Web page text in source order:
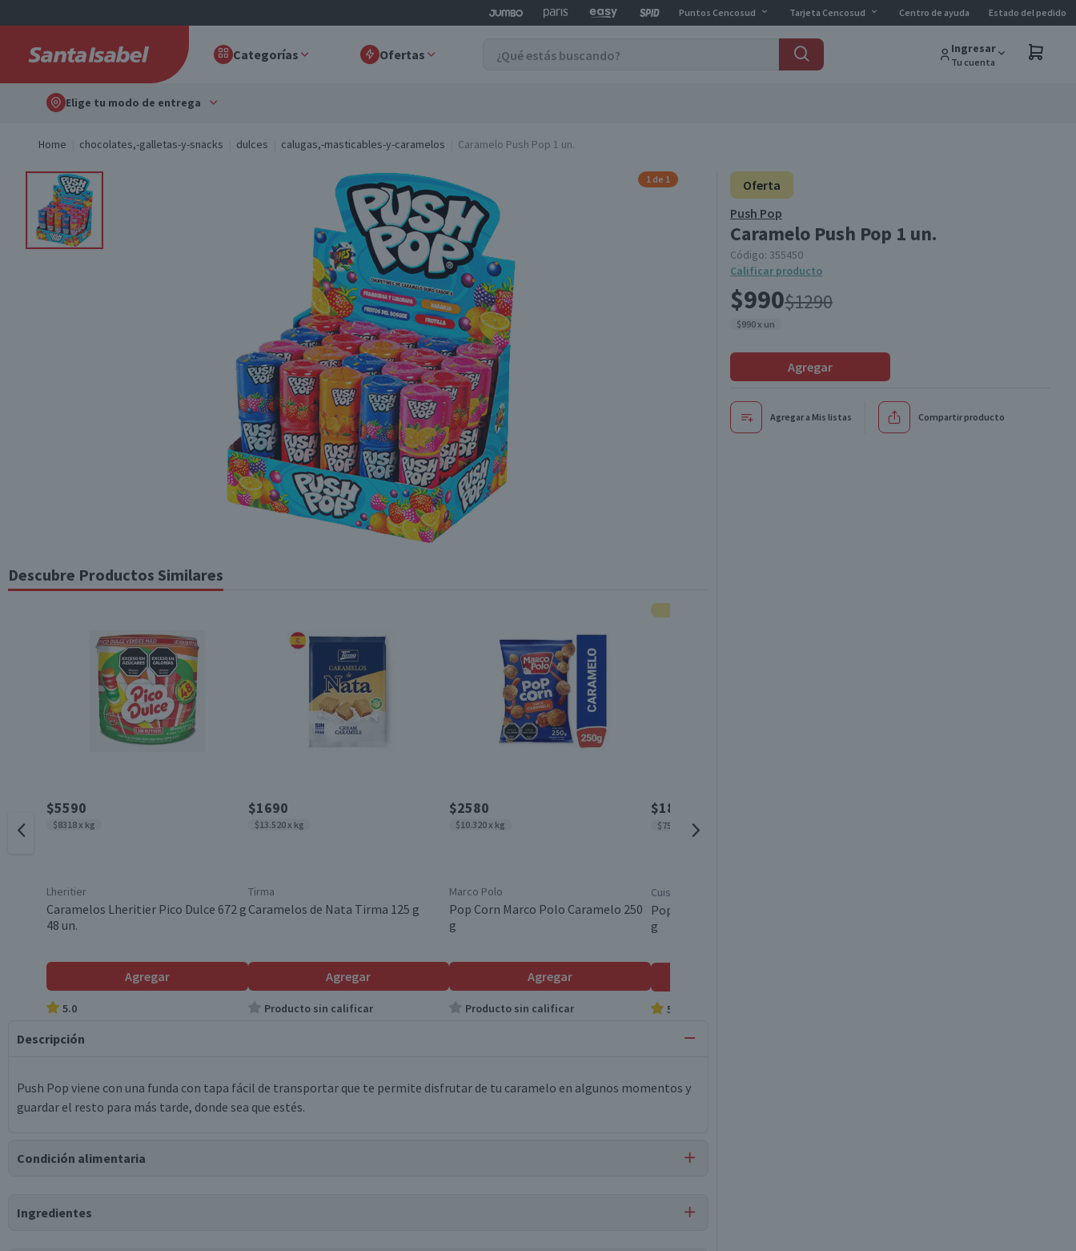
Puntos Cencosud Tarjeta Cencosud Centro de ayuda Estado del pedido
Categorías Ofertas Ingresar
Tu cuenta
Elige tu modo de entrega
Home chocolates,-galletas-y-snacks dulces calugas,-masticables-y-caramelos Caramelo Push Pop 1 un.
Oferta
Push Pop
Caramelo Push Pop 1 un.
Código: 355450
Calificar producto
$990$1290
$990 x un
Agregar
Agregar a Mis listas Compartir producto
1 de 1
Descubre Productos Similares
$5590
$8318 x kg
Lheritier
Caramelos Lheritier Pico Dulce 672 g
48 un.
Agregar
5.0
$1690
$13.520 x kg
Tirma
Caramelos de Nata Tirma 125 g
Agregar
Producto sin calificar
$2580
$10.320 x kg
Marco Polo
Pop Corn Marco Polo Caramelo 250
g
Agregar
Producto sin calificar
$1890
$7560 x kg
Cuisine & Co
Popcorn Cuisine & Co Caramelo 250
g
5.0
Descripción
Push Pop viene con una funda con tapa fácil de transportar que te permite disfrutar de tu caramelo en algunos momentos y
guardar el resto para más tarde, donde sea que estés.
Condición alimentaria
Ingredientes